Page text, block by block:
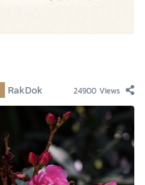
RakDok 24900 Views